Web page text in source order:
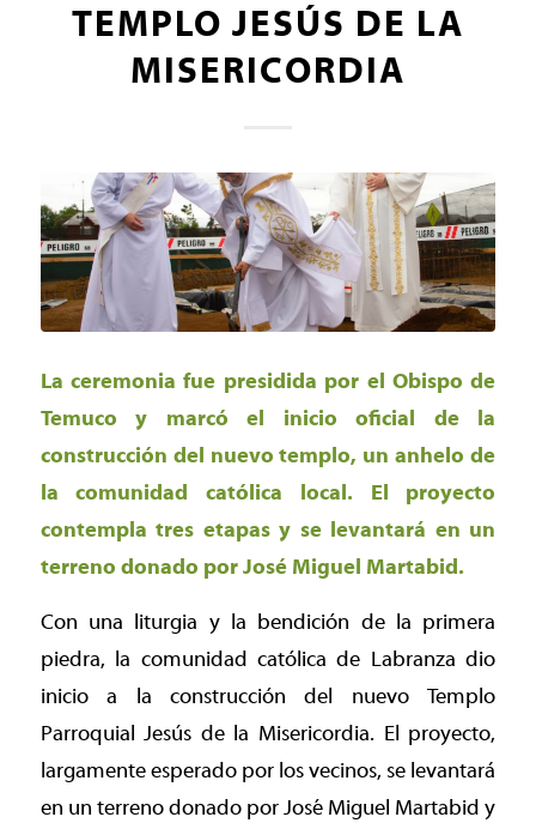
TEMPLO JESÚS DE LA
MISERICORDIA
La ceremonia fue presidida por el Obispo de
Temuco y marcó el inicio oficial de la
construcción del nuevo templo, un anhelo de
la comunidad católica local. El proyecto
contempla tres etapas y se levantará en un
terreno donado por José Miguel Martabid.
Con una liturgia y la bendición de la primera
piedra, la comunidad católica de Labranza dio
inicio a la construcción del nuevo Templo
Parroquial Jesús de la Misericordia. El proyecto,
largamente esperado por los vecinos, se levantará
en un terreno donado por José Miguel Martabid y